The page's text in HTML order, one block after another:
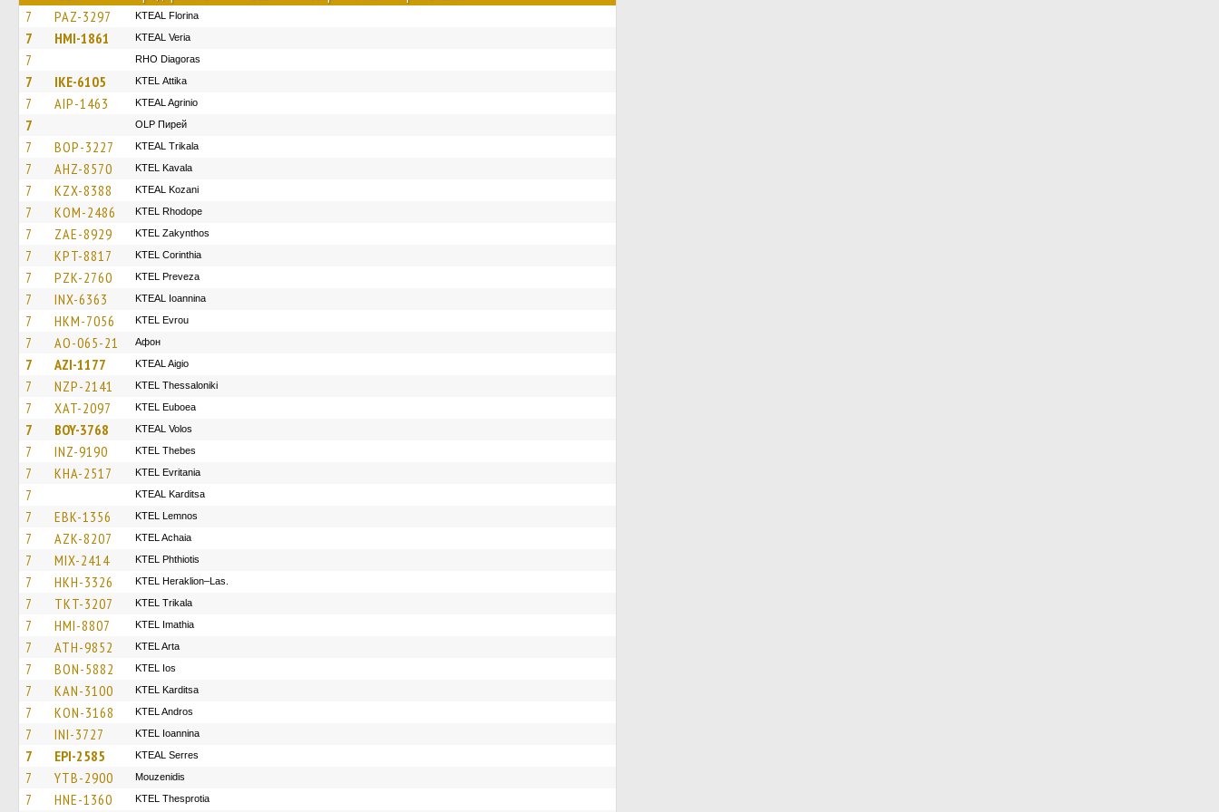
7 PAZ-3297 KTEAL Florina
7 HMI-1861 KTEAL Veria
7 RHO Diagoras
7 IKE-6105 KΤΕL Αttika
7 AIP-1463 KTEAL Agrinio
7 OLP Пирей
7 BOP-3227 KTEAL Trikala
7 AHZ-8570 KTEL Kavala
7 KZX-8388 KTEAL Kozani
7 KOM-2486 KTEL Rhodope
7 ZAE-8929 KTEL Zakynthos
7 KPT-8817 KTEL Corinthia
7 PZK-2760 KTEL Preveza
7 INX-6363 KTEAL Ioannina
7 HKM-7056 KTEL Evrou
7 AO-065-21 Афон
7 AZI-1177 KTEAL Aigio
7 NZP-2141 KTEL Thessaloniki
7 XAT-2097 ΚΤΕL Euboea
7 BOY-3768 KTEAL Volos
7 INZ-9190 KTEL Thebes
7 KHA-2517 ΚΤΕL Evritania
7 KTEAL Karditsa
7 EBK-1356 KTEL Lemnos
7 AZK-8207 KTEL Achaia
7 MIX-2414 ΚΤΕL Phthiotis
7 HKH-3326 KTEL Heraklion–Las.
7 TKT-3207 ΚΤΕL Τrikala
7 HMI-8807 KTEL Imathia
7 ATH-9852 KTEL Arta
7 BON-5882 KTEL Ios
7 KAN-3100 ΚΤΕL Karditsa
7 KON-3168 KTEL Andros
7 INI-3727 KTEL Ioannina
7 EPI-2585 KTEAL Serres
7 YTB-2900 Mouzenidis
7 HNE-1360 KTEL Thesprotia